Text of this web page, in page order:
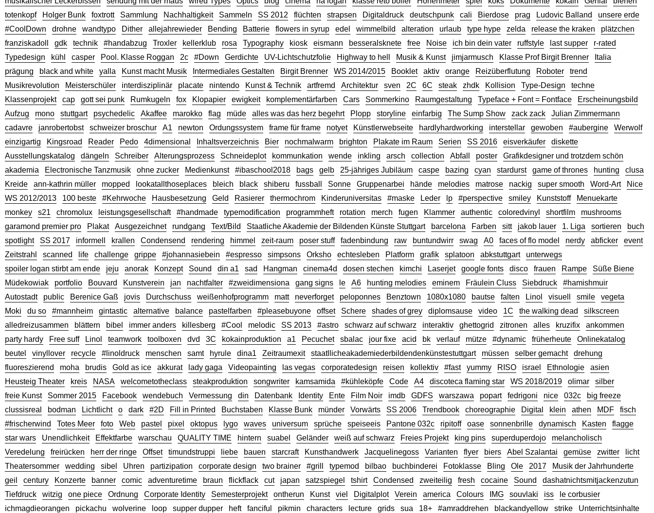
totenkopf
Holger Bunk foxtrott Sammlung Nachhaltigkeit Sammeln SS 2012 flüchten strapsen Digitaldruck deutschpunk cali Bierdose prag Ludovic Balland
unsere erde
#CoolDown
drohne wandtypo Dither allejahrewieder Bending Batterie flowers in syrup edel wimmelbild alteration urlaub type hype zelda release the kraken
plätzchen
franziskadoll
gdk technik #handabzug Troxler kellerklub rosa Typography kiosk eismann besseralsknete free Noise ich bin dein vater ruffstyle last supper
r-rated
Typedesign
kühl casper Pool. Klasse Roggan 2c #Down Gerdichte UV-Lichtschutzfolie Highway to hell Musik & Kunst jimjarmusch Klasse Prof Birgit Brenner
Italia
prägung
black and white yalla Kunst macht Musik Intermediales Gestalten Birgit Brenner WS 2014/2015 Booklet aktiv orange Reizüberflutung Roboter
trend
Musikrevolution
Meisterschüler interdisziplinär placate nintendo Kunst & Technik artfremd Architektur sven 2C 6C steak zhdk Kollision Type-Design
techne
Klassenprojekt
cap gott sei punk Rumkugeln fox Klopapier ewigkeit komplementärfarben Cars Sommerkino Raumgestaltung Typeface + Font = Fontface
Erscheinungsbild
Aufzug
mono stuttgart psychedelic Akaffee marokko flag müde alles was das herz begehrt Plopp storyline einfarbig The Sump Show zack zack
Julian Zimmermann
cadavre
janrobertobst schweizer broschur A1 newton Ordungssystem frame für frame notyet Künstlerwebseite hardlyhardworking interstellar gewoben #aubergine
Werwolf
einzigartig
Kingsroad Reader Pedo 4dimensional Inhaltsverzeichnis Bier nochmalwarm brighton Plakate im Raum Serien SS 2016 eisverkäufer
diskette
Ausstellungskatalog
dängeln Schreiber Alterungsprozess Schneideplot kommunkation wende inkling arsch collection Abfall poster
Grafikdesigner und trotzdem schön
akademia
Electronische Tanzmusik ohne zucker Medienkunst #ibaschool2018 bags gelb 25-jähriges Jubiläum caspe bazing cyan stardurst game of thrones hunting
clusa
Kreide
ann-kathrin müller mopped lookatallthoseplaces bleich black shiberu fussball Sonne Gruppenarbei hände melodies matrose nackig super smooth Word-Art
Nice
WS 2012/2013
100 beste #Kehrwoche Hausbesetzung Geld Rasierer thermochrom Kinderuniversitas #maske Leder lp #perspective smiley Kunststoff
Menuekarte
monkey
s21 chromolux leistungsgesellschaft #handmade typemodification programmheft rotation merch fugen Klammer authentic coloredvinyl shortfilm
mushrooms
garamond premier pro
Plakat Ausgezeichnet rundgang Text/Bild Staatliche Akademie der Bildenden Künste Stuttgart barcelona Farben sitt jakob lauer 1. Liga sortieren
buch
spotlight
SS 2017 informell krallen Condensend rendering himmel zeit-raum poser stuff fadenbindung raw buntundwirr swag A0 faces of flo model nerdy abficker
event
Zeitstrahl
scanned life challenge grippe #johannasiebein #espresso simpsons Orksho echtesleben Platform grafik splatoon abkstuttgart
unterwegs
spoiler logan stirbt am ende
jeju anorak Konzept Sound din a1 sad Hangman cinema4d dosen stechen kimchi Laserjet google fonts disco frauen Rampe
Süße Biene
Müdekowiak
portfolio Bouvard Kunstverein jan nachtfalter #zweidimensiona gang signs le A6 hunting melodies eminem Fräulein Cluss Siebdruck
#hamishmuir
Autostadt
public Berenice Gaß jovis Durchschuss weißenhofprogramm matt neverforget peloponnes Benztown 1080x1080 bautse falten Linol visuell smile
vegeta
Moki
du so #mannheim gintastic alternative balance pastelfarben #pleasebuyone offset Schere shades of grey diplomsause video 1C the walking dead
silkscreen
alledreizusammen
blättern bibel immer anders killesberg #Cool melodic SS 2013 #astro schwarz auf schwarz interaktiv ghettogrid zitronen alles kruzifix
ankommen
party hardy
Free suff Linol teamwork toolboxen dvd 3C kokainproduktion a1 Pecuchet sbalac jour fixe acid bk verlauf mütze #dynamic früherheute
Onlinekatalog
beutel
vinyllover recycle #linoldruck menschen samt hyrule dina1 Zeitraumexit staatllicheakademiederbildendenkünstestuttgart müssen selber gemacht
drehung
fluoreszierend
moha brudis Gold as ice akkurat lady gaga Videopainting las vegas corporatedesign reisen kollektiv #fast yummy RISO israel Ethnologie
asien
Heusteig Theater
kreis NASA welcometotheclass steakproduktion songwriter kamsamida #kühleköpfe Code A4 discoteca flaming star WS 2018/2019 olimar
silber
freie Kunst
Sommer 2015 Facebook wendebuch Vermessung din Datenbank Identity Ente Film Noir imdb GDFS warszawa popart fedrigoni nice 032c
big freeze
clussisreal
bodman Lichtlicht o dark #2D Fill in Printed Buchstaben Klasse Bunk münder Vorwärts SS 2006 Trendbook choreographie Digital klein athen MDF
fisch
#frischerwind
Totes Meer foto Web pastel pixel oktopus lygo waves universum sprüche speiseeis Pantone 032c ripitoff oase sonnenbrille dynamisch Kasten
flagge
star wars
Unendlichkeit Effektfarbe warschau QUALITY TIME hintern suabel Geländer weiß auf schwarz Freies Projekt king pins superduperdojo
melancholisch
Veredelung
freirücken herr der ringe Offset timundstruppi liebe bauen starcraft Kunsthandwerk Jacquelinegoss Varianten flyer biers Abel Szalantai gemüse zwitter
licht
Theatersommer
wedding sibel Uhren partizipation corporate design two brainer #grill typemod bilbao buchbinderei Fotoklasse Bling Ole 2017
Musik der Jahrhunderte
geil
century Konzerte banner comic adventuretime braun flickflack cut japan satzspiegel tshirt Condensed zweiteilig fresh cocaine Sound
dashatnichtsmitjackenzutun
Tiefdruck
witzig one piece Ordnung Corporate Identity Semesterprojekt ontherun Kunst viel Digitalplot Verein america Colours IMG souvlaki iss
le corbusier
ichmagdieorangen
pickachu wolverine loop supper dupper heft fanciful pikmin characters lecture grids sua 18+ #amraddrehen blackandyellow strike
Unterrichtsinhalte